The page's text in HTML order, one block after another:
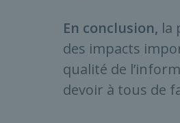
En conclusion, la
des impacts
qualité de
devoir à tous de